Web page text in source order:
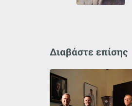
Διαβάστε επίσης